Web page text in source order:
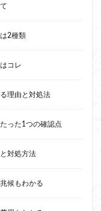
2種類
コレ
理由と対処法
った1つの確認点
対処方法
候もわかる